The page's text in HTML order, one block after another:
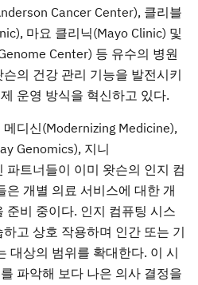
Cancer Center), 클리블
마요 클리닉(Mayo Clinic) 및
Center) 등 유수의 병원
의 건강 관리 기능을 발전시키
운영 방식을 혁신하고 있다.
디신(Modernizing Medicine),
Genomics), 지니
파트너들이 이미 왓슨의 인지 컴
은 개별 의료 서비스에 대한 개
준비 중이다. 인지 컴퓨팅 시스
고 상호 작용하며 인간 또는 기
대상의 범위를 확대한다. 이 시
파악해 보다 나은 의사 결정을